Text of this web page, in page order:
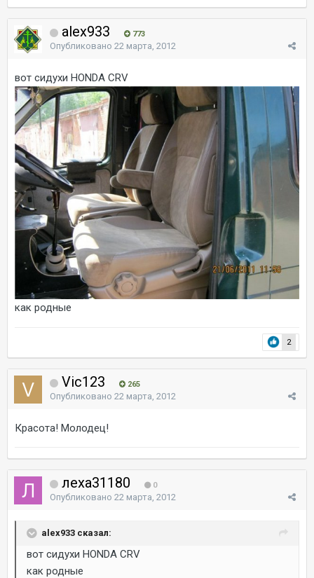
alex933 773
Опубликовано 22 марта, 2012
вот сидухи HONDA CRV
как родные
2
Vic123 265
Опубликовано 22 марта, 2012
Красота! Молодец!
леха31180 0
Опубликовано 22 марта, 2012
alex933 сказал:
вот сидухи HONDA CRV
как родные